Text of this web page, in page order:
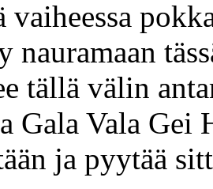
vaiheessa
nauramaan
tällä välin
Gala Vala
ja pyytää